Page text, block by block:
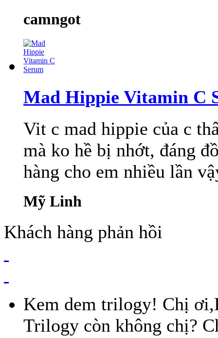
camngot
Mad Hippie Vitamin C
Vit c mad hippie của c
mà ko hề bị nhớt, đáng
hàng cho em nhiều lần
Mỹ Linh
Khách hàng phản hồi
Kem dem trilogy! Chị
Trilogy còn không chị?